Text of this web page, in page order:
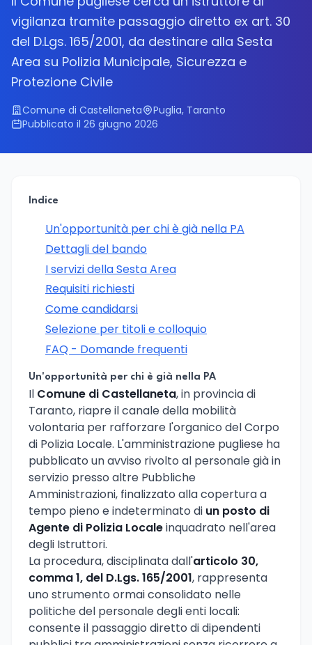
vigilanza tramite passaggio diretto ex art. 30
del D.Lgs. 165/2001, da destinare alla Sesta
Area su Polizia Municipale, Sicurezza e
Protezione Civile
Comune di Castellaneta
Puglia, Taranto
Pubblicato il 26 giugno 2026
Indice
Un'opportunità per chi è già nella PA
Dettagli del bando
I servizi della Sesta Area
Requisiti richiesti
Come candidarsi
Selezione per titoli e colloquio
FAQ - Domande frequenti
Un'opportunità per chi è già nella PA
Il Comune di Castellaneta, in provincia di
Taranto, riapre il canale della mobilità
volontaria per rafforzare l'organico del Corpo
di Polizia Locale. L'amministrazione pugliese ha
pubblicato un avviso rivolto al personale già in
servizio presso altre Pubbliche
Amministrazioni, finalizzato alla copertura a
tempo pieno e indeterminato di un posto di
Agente di Polizia Localeinquadrato nell'area
degli Istruttori.
La procedura, disciplinata dall'articolo 30,
comma 1, del D.Lgs. 165/2001, rappresenta
uno strumento ormai consolidato nelle
politiche del personale degli enti locali:
consente il passaggio diretto di dipendenti